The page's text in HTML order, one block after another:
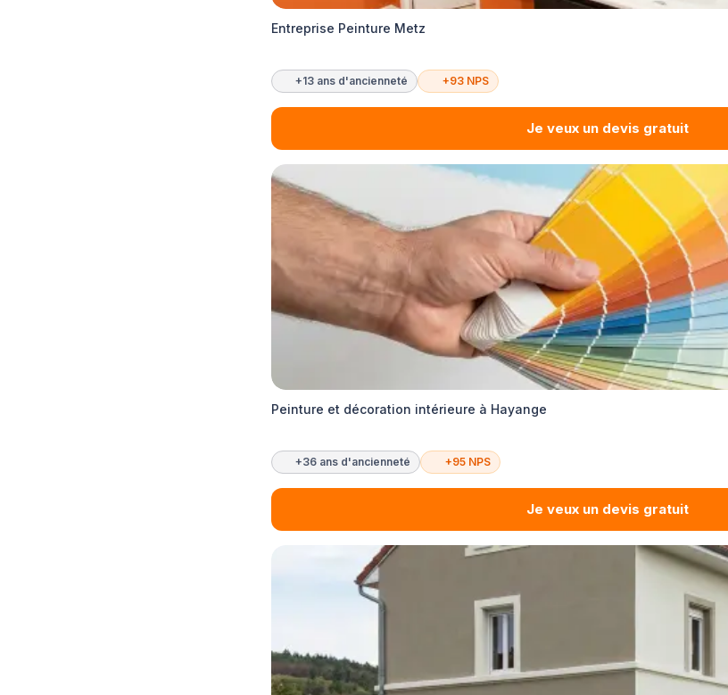
Entreprise Peinture Metz
+13 ans d'ancienneté +93 NPS
Je veux un devis gratuit
Peinture et décoration intérieure à Hayange
+36 ans d'ancienneté +95 NPS
Je veux un devis gratuit